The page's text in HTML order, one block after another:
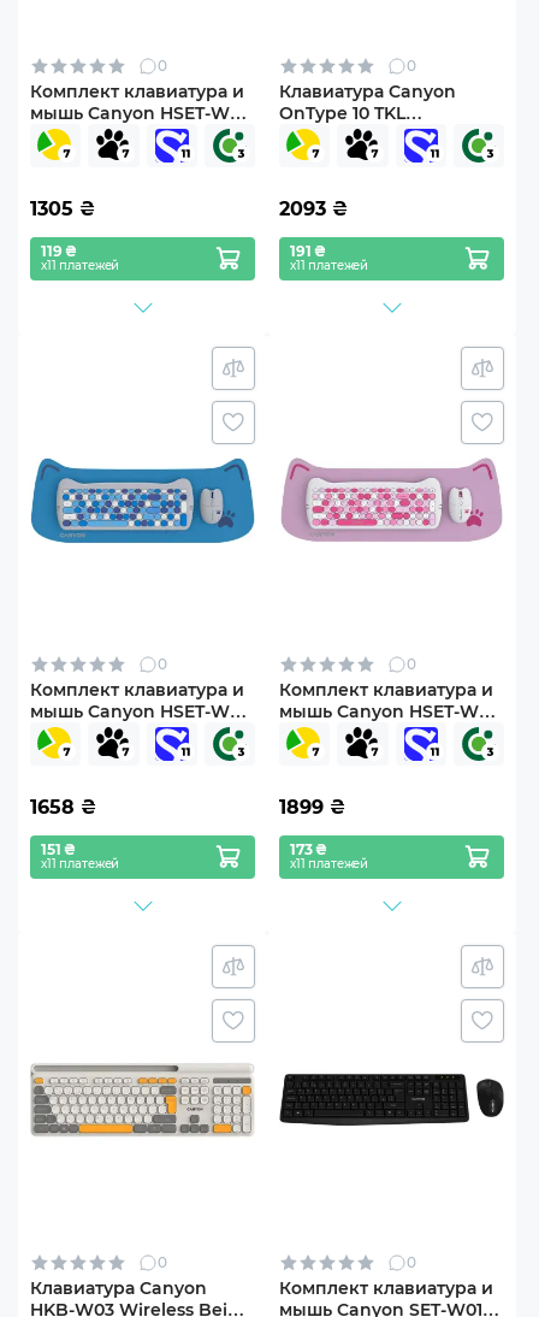
0
Комплект клавиатура и
мышь Canyon HSET-W5
Wireless UA White (CNS-
HSETW5WT)
1305 ₴
119 ₴
х11 платежей
0
Клавиатура Canyon
OnType 10 TKL
Mechanical Silent Low-
profile USB UA Green
2093 ₴
191 ₴
х11 платежей
0
Комплект клавиатура и
мышь Canyon HSET-W6
Kitty Edition Wireless UA
Blue (CNS-HSETW6BL)
1658 ₴
151 ₴
х11 платежей
0
Комплект клавиатура и
мышь Canyon HSET-W6
Kitty Edition Wireless UA
Pink (CNS-HSETW6PK)
1899 ₴
173 ₴
х11 платежей
0
Клавиатура Canyon
HKB-W03 Wireless Beige
0
Комплект клавиатура и
мышь Canyon SET-W01